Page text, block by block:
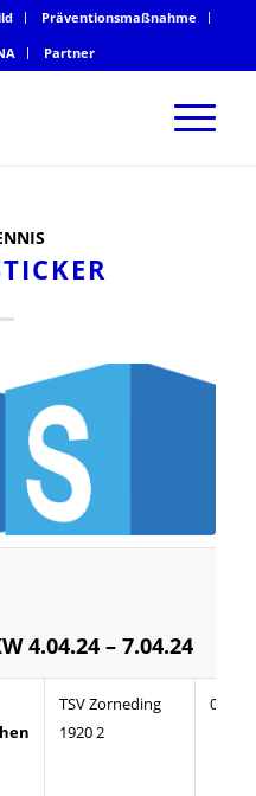
Präventionsmaßnahme
Partner
4.04.24 – 7.04.24
TSV Zorneding
1920 2
08:00